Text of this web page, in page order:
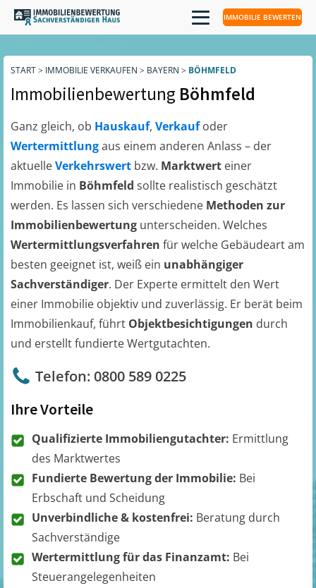
IMMOBILIE BEWERTEN
START> IMMOBILIE VERKAUFEN > BAYERN > BÖHMFELD
Immobilienbewertung Böhmfeld
Ganz gleich, ob Hauskauf, Verkaufoder
Wertermittlungaus einem anderen Anlass – der
aktuelleVerkehrswert bzw. Marktwert einer
Immobilie in Böhmfeld sollte realistisch geschätzt
werden. Es lassen sich verschiedene Methoden zur
Immobilienbewertung unterscheiden. Welches
Wertermittlungsverfahren für welche Gebäudeart am
besten geeignet ist, weiß ein unabhängiger
Sachverständiger. Der Experte ermittelt den Wert
einer Immobilie objektiv und zuverlässig. Er berät beim
Immobilienkauf, führt Objektbesichtigungen durch
und erstellt fundierte Wertgutachten.
Telefon: 0800 589 0225
Ihre Vorteile
Qualifizierte Immobiliengutachter: Ermittlung
des Marktwertes
Fundierte Bewertung der Immobilie: Bei
Erbschaft und Scheidung
Unverbindliche & kostenfrei: Beratung durch
Sachverständige
Wertermittlung für das Finanzamt: Bei
Steuerangelegenheiten